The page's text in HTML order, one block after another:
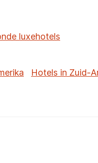
luxehotels
Hotels in Zuid-